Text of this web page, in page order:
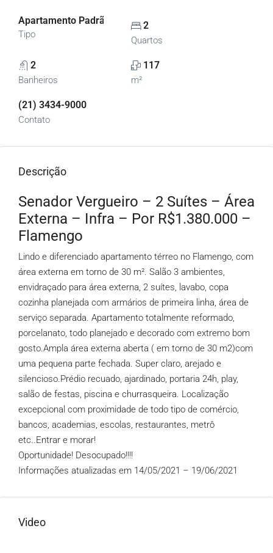
Apartamento Padrão, Apartamentos
Tipo
2
Quartos
2
Banheiros
117
m²
(21) 3434-9000
Contato
Descrição
Senador Vergueiro – 2 Suítes – Área
Externa – Infra – Por R$1.380.000 –
Flamengo
Lindo e diferenciado apartamento térreo no Flamengo, com
área externa em torno de 30 m². Salão 3 ambientes,
envidraçado para área externa, 2 suítes, lavabo, copa
cozinha planejada com armários de primeira linha, área de
serviço separada. Apartamento totalmente reformado,
porcelanato, todo planejado e decorado com extremo bom
gosto.Ampla área externa aberta ( em torno de 30 m2)com
uma pequena parte fechada. Super claro, arejado e
silencioso.Prédio recuado, ajardinado, portaria 24h, play,
salão de festas, piscina e churrasqueira. Localização
excepcional com proximidade de todo tipo de comércio,
bancos, academias, escolas, restaurantes, metrô
etc..Entrar e morar!
Oportunidade! Desocupado!!!!
Informações atualizadas em 14/05/2021 – 19/06/2021
Video